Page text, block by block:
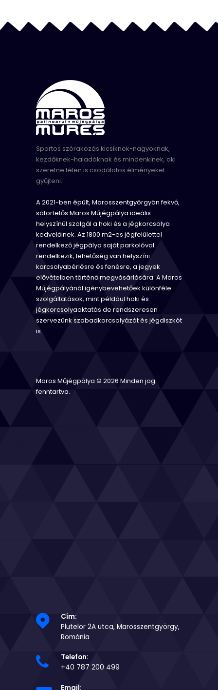
Sportos szórakozás kicsiknek-nagyoknak,
kezdőknek-haladóknak és mindenkinek, aki
szeretne télen is csodálatos élményeket
gyűjteni.
A 2021-ben épült, Marosszentgyörgyön fekvő,
sátortetős Maros Műjégpálya ideális
helyszínül szolgál a hoki és a jégkorcsolya
kedvelőinek. Az 1800 m2-es jégfelülettel
rendelkező jégpálya saját parkolóval
rendelkezik, lehetőség van helyszíni
korcsolyabérlésre és fenésre, a jegyek
elővételben történő megvásárlására. A Maros
Műjégpályánál igénybevehetőek különféle
szolgáltatások, mint például hoki és
jégkorcsolyaoktatás de rendszeresen
szervezünk szabadkorcsolyázát és jégdiszkót
is.
Maros Műjégpálya © 2026 Minden jog
fenntartva.
Cím:
Plutelor 2A utca, Marosszentgyörgy,
Románia
Telefon:
+40 787 200 499
Email: